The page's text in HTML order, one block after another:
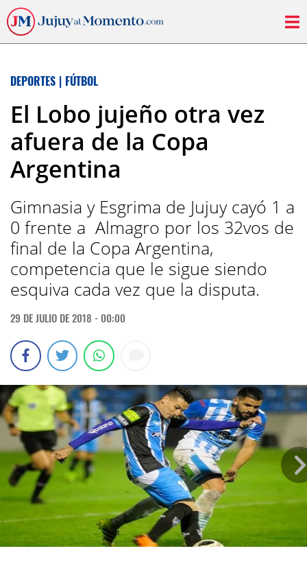
DEPORTES | FÚTBOL
El Lobo jujeño otra vez
afuera de la Copa
Argentina
Gimnasia y Esgrima de Jujuy cayó 1 a
0 frente a Almagro por los 32vos de
final de la Copa Argentina,
competencia que le sigue siendo
esquiva cada vez que la disputa.
29 DE JULIO DE 2018 - 00:00